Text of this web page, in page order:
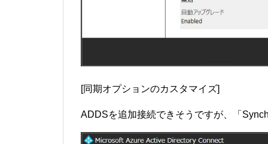
[同期オプションのカスタマイズ]
ADDSを追加接続できそうですが、「